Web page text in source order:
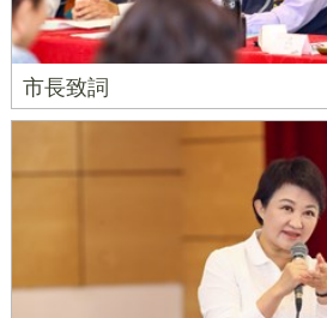
市長致詞